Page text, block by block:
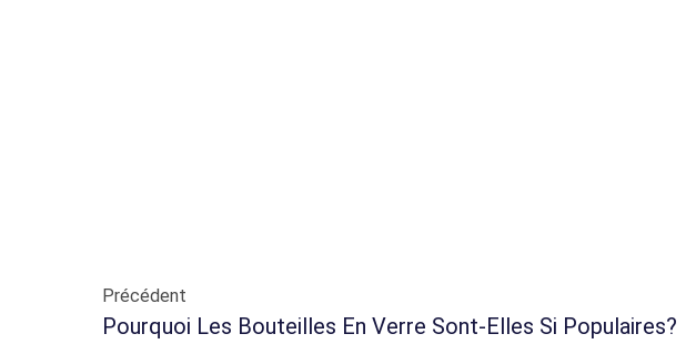
Précédent
Pourquoi Les Bouteilles En Verre Sont-Elles Si Populaires?